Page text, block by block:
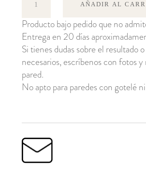
cantidad
AÑADIR AL
Producto bajo pedido que no
Entrega en 20 días
Si tienes dudas sobre el resultado
necesarios, escríbenos con fotos y
pared.
No apto para paredes con gotelé